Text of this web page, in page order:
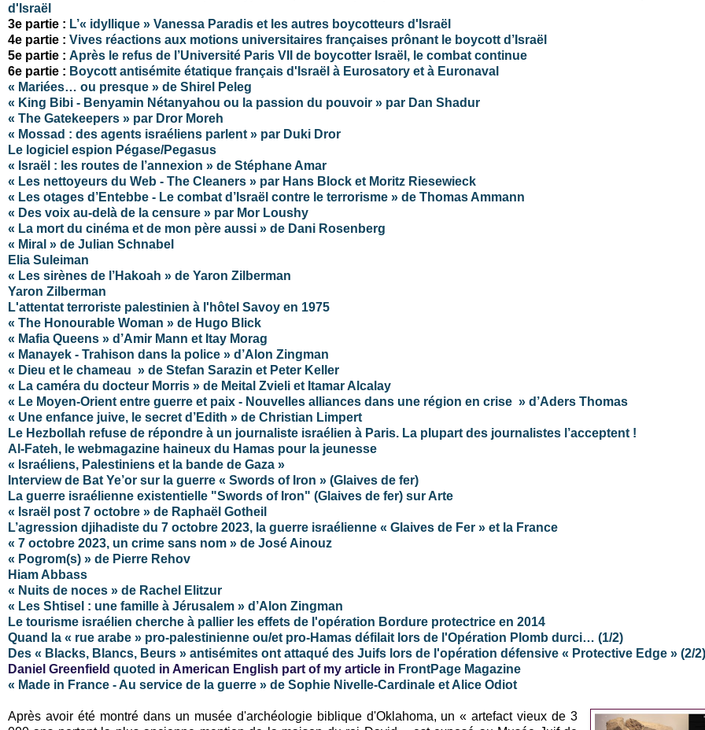
d'Israël
3e partie : L’« idyllique » Vanessa Paradis et les autres boycotteurs d'Israël
4e partie : Vives réactions aux motions universitaires françaises prônant le boycott d’Israël
5e partie : Après le refus de l’Université Paris VII de boycotter Israël, le combat continue
6e partie : Boycott antisémite étatique français d'Israël à Eurosatory et à Euronaval
« Mariées… ou presque » de Shirel Peleg
« King Bibi - Benyamin Nétanyahou ou la passion du pouvoir » par Dan Shadur
« The Gatekeepers » par Dror Moreh
« Mossad : des agents israéliens parlent » par Duki Dror
Le logiciel espion Pégase/Pegasus
« Israël : les routes de l’annexion » de Stéphane Amar
« Les nettoyeurs du Web - The Cleaners » par Hans Block et Moritz Riesewieck
« Les otages d’Entebbe - Le combat d’Israël contre le terrorisme » de Thomas Ammann
« Des voix au-delà de la censure » par Mor Loushy
« La mort du cinéma et de mon père aussi » de Dani Rosenberg
« Miral » de Julian Schnabel
Elia Suleiman
« Les sirènes de l’Hakoah » de Yaron Zilberman
Yaron Zilberman
L'attentat terroriste palestinien à l'hôtel Savoy en 1975
« The Honourable Woman » de Hugo Blick
« Mafia Queens » d’Amir Mann et Itay Morag
« Manayek - Trahison dans la police » d’Alon Zingman
« Dieu et le chameau » de Stefan Sarazin et Peter Keller
« La caméra du docteur Morris » de Meital Zvieli et Itamar Alcalay
« Le Moyen-Orient entre guerre et paix - Nouvelles alliances dans une région en crise » d’Aders Thomas
« Une enfance juive, le secret d’Edith » de Christian Limpert
Le Hezbollah refuse de répondre à un journaliste israélien à Paris. La plupart des journalistes l’acceptent !
Al-Fateh, le webmagazine haineux du Hamas pour la jeunesse
« Israéliens, Palestiniens et la bande de Gaza »
Interview de Bat Ye’or sur la guerre « Swords of Iron » (Glaives de fer)
La guerre israélienne existentielle "Swords of Iron" (Glaives de fer) sur Arte
« Israël post 7 octobre » de Raphaël Gotheil
L’agression djihadiste du 7 octobre 2023, la guerre israélienne « Glaives de Fer » et la France
« 7 octobre 2023, un crime sans nom » de José Ainouz
« Pogrom(s) » de Pierre Rehov
Hiam Abbass
« Nuits de noces » de Rachel Elitzur
« Les Shtisel : une famille à Jérusalem » d’Alon Zingman
Le tourisme israélien cherche à pallier les effets de l'opération Bordure protectrice en 2014
Quand la « rue arabe » pro-palestinienne ou/et pro-Hamas défilait lors de l'Opération Plomb durci… (1/2)
Des « Blacks, Blancs, Beurs » antisémites ont attaqué des Juifs lors de l'opération défensive « Protective Edge » (2/2)
Daniel Greenfield quoted in American English part of my article in FrontPage Magazine
« Made in France - Au service de la guerre » de Sophie Nivelle-Cardinale et Alice Odiot
Après avoir été montré dans un musée d'archéologie biblique d'Oklahoma, un « artefact vieux de 3